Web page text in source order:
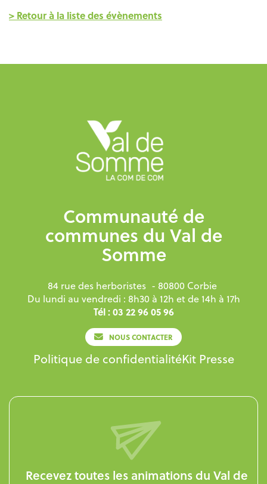
> Retour à la liste des évènements
Communauté de
communes du Val de
Somme
84 rue des herboristes - 80800 Corbie
Du lundi au vendredi : 8h30 à 12h et de 14h à 17h
Tél : 03 22 96 05 96
NOUS CONTACTER
Politique de confidentialitéKit Presse
Recevez toutes les animations du Val de